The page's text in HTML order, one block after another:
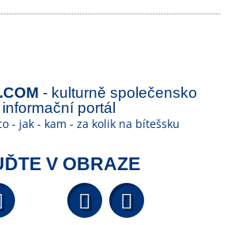
- kulturně společensko
informační portál
- jak - kam - za kolik na bítešsku
V OBRAZE
Facebook YouTube